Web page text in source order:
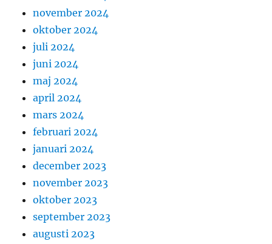
november 2024
oktober 2024
juli 2024
juni 2024
maj 2024
april 2024
mars 2024
februari 2024
januari 2024
december 2023
november 2023
oktober 2023
september 2023
augusti 2023